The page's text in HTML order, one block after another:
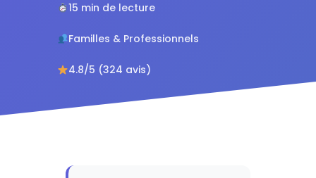
15 min de lecture
Familles & Professionnels
4.8/5 (324 avis)